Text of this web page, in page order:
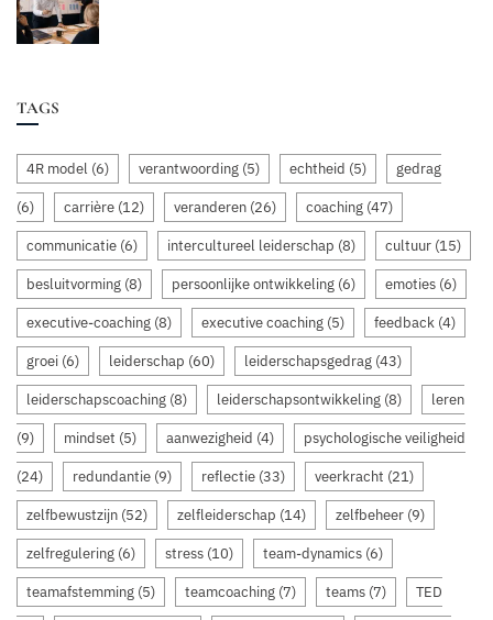
TAGS
4R model (6) verantwoording (5) echtheid (5) gedrag
(6) carrière (12) veranderen (26) coaching (47)
communicatie (6) intercultureel leiderschap (8) cultuur (15)
besluitvorming (8) persoonlijke ontwikkeling (6) emoties (6)
executive-coaching (8) executive coaching (5) feedback (4)
groei (6) leiderschap (60) leiderschapsgedrag (43)
leiderschapscoaching (8) leiderschapsontwikkeling (8) leren
(9) mindset (5) aanwezigheid (4) psychologische veiligheid
(24) redundantie (9) reflectie (33) veerkracht (21)
zelfbewustzijn (52) zelfleiderschap (14) zelfbeheer (9)
zelfregulering (6) stress (10) team-dynamics (6)
teamafstemming (5) teamcoaching (7) teams (7) TED